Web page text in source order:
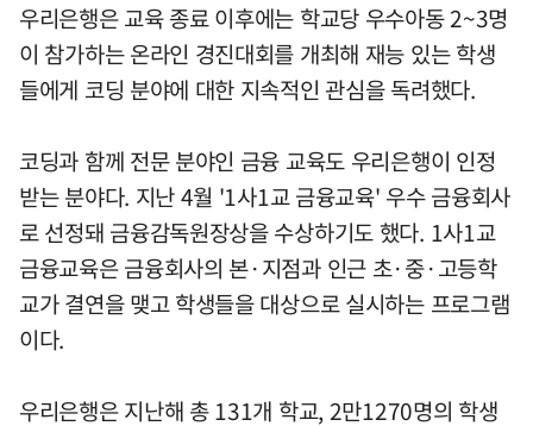
우리은행은 교육 종료 이후에는 학교당 우수아동 2~3명
이 참가하는 온라인 경진대회를 개최해 재능 있는 학생
들에게 코딩 분야에 대한 지속적인 관심을 독려했다.
코딩과 함께 전문 분야인 금융 교육도 우리은행이 인정
받는 분야다. 지난 4월 '1사1교 금융교육' 우수 금융회사
로 선정돼 금융감독원장상을 수상하기도 했다. 1사1교
금융교육은 금융회사의 본·지점과 인근 초·중·고등학
교가 결연을 맺고 학생들을 대상으로 실시하는 프로그램
이다.
우리은행은 지난해 총 131개 학교, 2만1270명의 학생